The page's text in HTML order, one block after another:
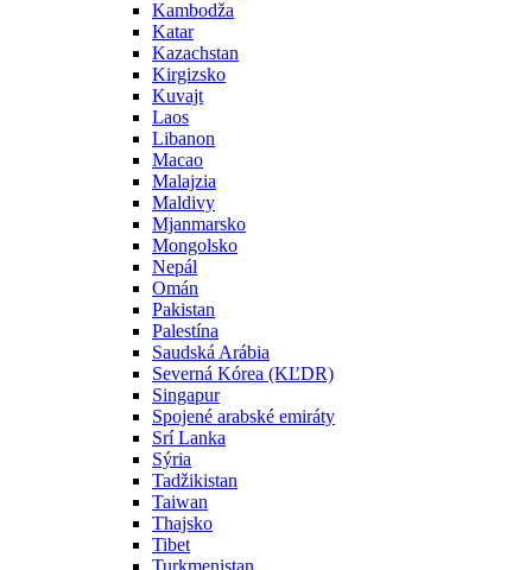
Kambodža
Katar
Kazachstan
Kirgizsko
Kuvajt
Laos
Libanon
Macao
Malajzia
Maldivy
Mjanmarsko
Mongolsko
Nepál
Omán
Pakistan
Palestína
Saudská Arábia
Severná Kórea (KĽDR)
Singapur
Spojené arabské emiráty
Srí Lanka
Sýria
Tadžikistan
Taiwan
Thajsko
Tibet
Turkmenistan